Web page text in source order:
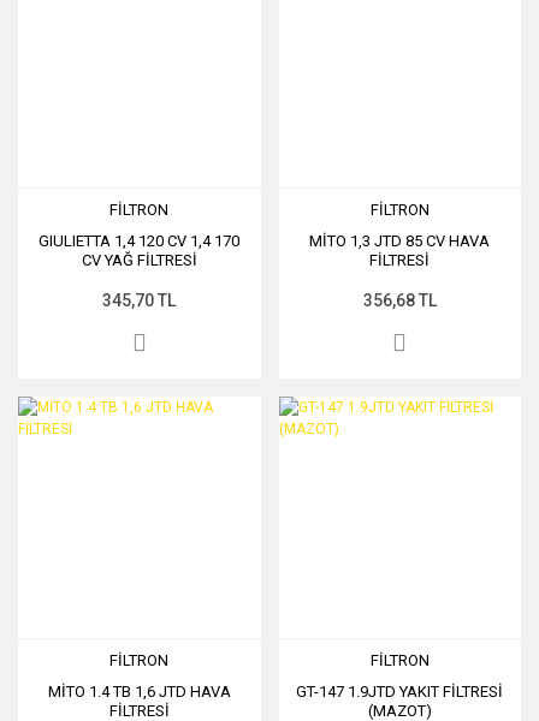
FİLTRON
GIULIETTA 1,4 120 CV 1,4 170
CV YAĞ FİLTRESİ
345,70 TL
FİLTRON
MİTO 1,3 JTD 85 CV HAVA
FİLTRESİ
356,68 TL
FİLTRON
MİTO 1.4 TB 1,6 JTD HAVA
FİLTRESİ
FİLTRON
GT-147 1.9JTD YAKIT FİLTRESİ
(MAZOT)